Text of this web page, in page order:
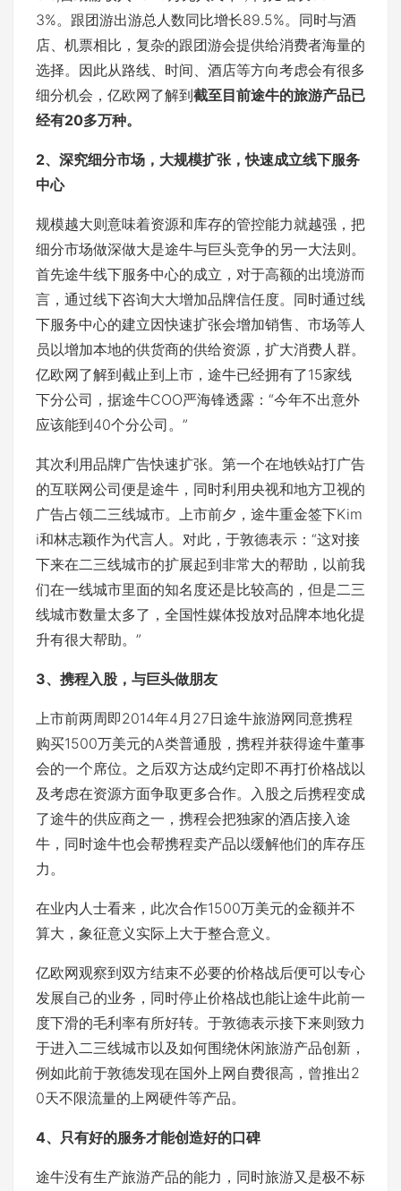
3%。跟团游出游总人数同比增长89.5%。同时与酒
店、机票相比，复杂的跟团游会提供给消费者海量的
选择。因此从路线、时间、酒店等方向考虑会有很多
细分机会，亿欧网了解到截至目前途牛的旅游产品已
经有20多万种。
2、深究细分市场，大规模扩张，快速成立线下服务
中心
规模越大则意味着资源和库存的管控能力就越强，把
细分市场做深做大是途牛与巨头竞争的另一大法则。
首先途牛线下服务中心的成立，对于高额的出境游而
言，通过线下咨询大大增加品牌信任度。同时通过线
下服务中心的建立因快速扩张会增加销售、市场等人
员以增加本地的供货商的供给资源，扩大消费人群。
亿欧网了解到截止到上市，途牛已经拥有了15家线
下分公司，据途牛COO严海锋透露：“今年不出意外
应该能到40个分公司。”
其次利用品牌广告快速扩张。第一个在地铁站打广告
的互联网公司便是途牛，同时利用央视和地方卫视的
广告占领二三线城市。上市前夕，途牛重金签下Kim
i和林志颖作为代言人。对此，于敦德表示：“这对接
下来在二三线城市的扩展起到非常大的帮助，以前我
们在一线城市里面的知名度还是比较高的，但是二三
线城市数量太多了，全国性媒体投放对品牌本地化提
升有很大帮助。”
3、携程入股，与巨头做朋友
上市前两周即2014年4月27日途牛旅游网同意携程
购买1500万美元的A类普通股，携程并获得途牛董事
会的一个席位。之后双方达成约定即不再打价格战以
及考虑在资源方面争取更多合作。入股之后携程变成
了途牛的供应商之一，携程会把独家的酒店接入途
牛，同时途牛也会帮携程卖产品以缓解他们的库存压
力。
在业内人士看来，此次合作1500万美元的金额并不
算大，象征意义实际上大于整合意义。
亿欧网观察到双方结束不必要的价格战后便可以专心
发展自己的业务，同时停止价格战也能让途牛此前一
度下滑的毛利率有所好转。于敦德表示接下来则致力
于进入二三线城市以及如何围绕休闲旅游产品创新，
例如此前于敦德发现在国外上网自费很高，曾推出2
0天不限流量的上网硬件等产品。
4、只有好的服务才能创造好的口碑
途牛没有生产旅游产品的能力，同时旅游又是极不标